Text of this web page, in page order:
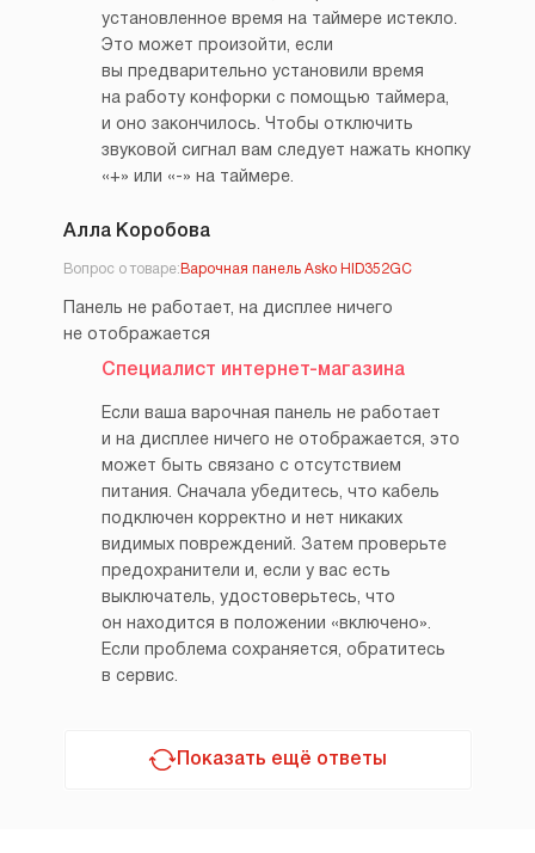
установленное время на таймере истекло.
Это может произойти, если
вы предварительно установили время
на работу конфорки с помощью таймера,
и оно закончилось. Чтобы отключить
звуковой сигнал вам следует нажать кнопку
«+» или «-» на таймере.
Алла Коробова
Вопрос о товаре: Варочная панель Asko HID352GC
Панель не работает, на дисплее ничего
не отображается
Специалист интернет-магазина
Если ваша варочная панель не работает
и на дисплее ничего не отображается, это
может быть связано с отсутствием
питания. Сначала убедитесь, что кабель
подключен корректно и нет никаких
видимых повреждений. Затем проверьте
предохранители и, если у вас есть
выключатель, удостоверьтесь, что
он находится в положении «включено».
Если проблема сохраняется, обратитесь
в сервис.
Показать ещё ответы